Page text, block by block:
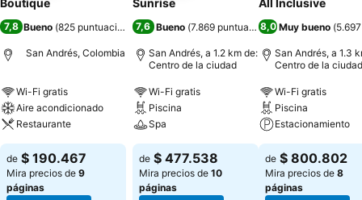
Boutique
7,8 Bueno (825 puntuaciones)
San Andrés, Colombia
Wi-Fi gratis
Aire acondicionado
Restaurante
de $ 190.467
Mira precios de 9
páginas
Sunrise
7,6 Bueno (7.869 puntuaciones)
San Andrés, a 1.2 km de:
Centro de la ciudad
Wi-Fi gratis
Piscina
Spa
de $ 477.538
Mira precios de 10
páginas
All Inclusive
8,0 Muy bueno (
San Andrés, a 1.3
Centro de la ciudad
Wi-Fi gratis
Piscina
Estacionamiento
de $ 800.802
Mira precios de 8
páginas